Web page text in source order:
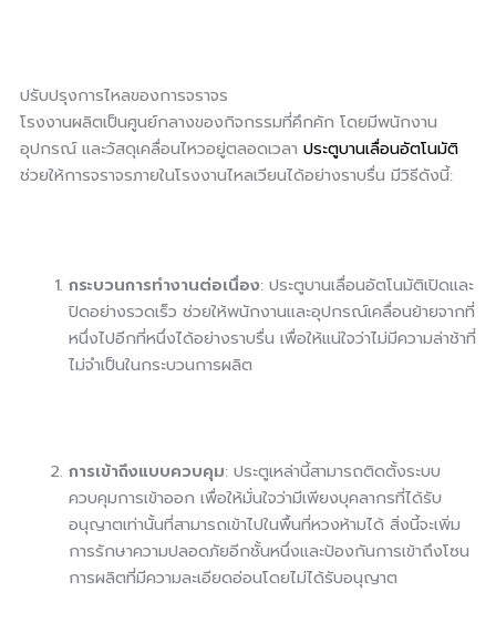
ปรับปรุงการไหลของการจราจร
โรงงานผลิตเป็นศูนย์กลางของกิจกรรมที่คึกคัก โดยมีพนักงาน
อุปกรณ์ และวัสดุเคลื่อนไหวอยู่ตลอดเวลา ประตูบานเลื่อนอัตโนมัติ
ช่วยให้การจราจรภายในโรงงานไหลเวียนได้อย่างราบรื่น มีวิธีดังนี้:
กระบวนการทำงานต่อเนื่อง: ประตูบานเลื่อนอัตโนมัติเปิดและ
ปิดอย่างรวดเร็ว ช่วยให้พนักงานและอุปกรณ์เคลื่อนย้ายจากที่
หนึ่งไปอีกที่หนึ่งได้อย่างราบรื่น เพื่อให้แน่ใจว่าไม่มีความล่าช้าที่
ไม่จำเป็นในกระบวนการผลิต
การเข้าถึงแบบควบคุม: ประตูเหล่านี้สามารถติดตั้งระบบ
ควบคุมการเข้าออก เพื่อให้มั่นใจว่ามีเพียงบุคลากรที่ได้รับ
อนุญาตเท่านั้นที่สามารถเข้าไปในพื้นที่หวงห้ามได้ สิ่งนี้จะเพิ่ม
การรักษาความปลอดภัยอีกชั้นหนึ่งและป้องกันการเข้าถึงโซน
การผลิตที่มีความละเอียดอ่อนโดยไม่ได้รับอนุญาต